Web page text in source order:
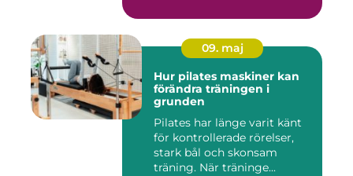
09. maj
Hur pilates maskiner kan
förändra träningen i
grunden
Pilates har länge varit känt
för kontrollerade rörelser,
stark bål och skonsam
träning. När träninge...